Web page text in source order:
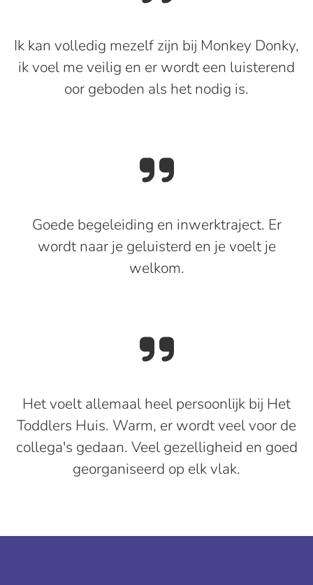
Ik kan volledig mezelf zijn bij Monkey Donky,
ik voel me veilig en er wordt een luisterend
oor geboden als het nodig is.
Goede begeleiding en inwerktraject. Er
wordt naar je geluisterd en je voelt je
welkom.
Het voelt allemaal heel persoonlijk bij Het
Toddlers Huis. Warm, er wordt veel voor de
collega's gedaan. Veel gezelligheid en goed
georganiseerd op elk vlak.